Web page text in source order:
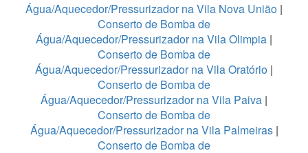
Água/Aquecedor/Pressurizador na Vila Nova União |
Conserto de Bomba de
Água/Aquecedor/Pressurizador na Vila Olimpia |
Conserto de Bomba de
Água/Aquecedor/Pressurizador na Vila Oratório |
Conserto de Bomba de
Água/Aquecedor/Pressurizador na Vila Paiva |
Conserto de Bomba de
Água/Aquecedor/Pressurizador na Vila Palmeiras|
Conserto de Bomba de